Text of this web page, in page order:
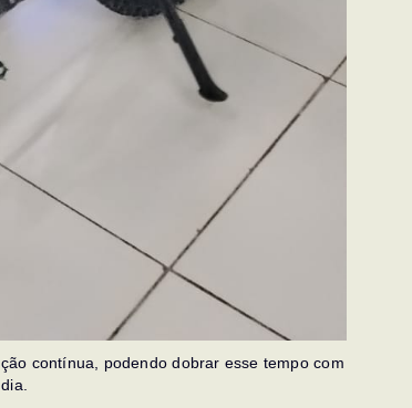
contínua, podendo dobrar esse tempo com